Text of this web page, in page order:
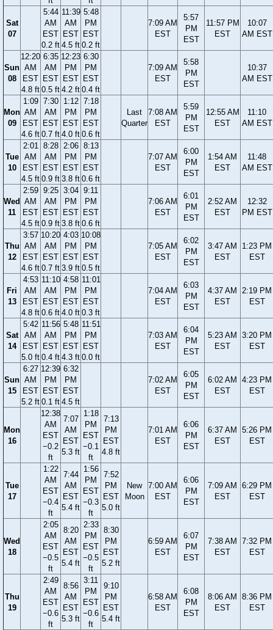
Sat
07
5:44
AM
EST
0.2 ft
11:39
AM
EST
4.5 ft
5:48
PM
EST
0.2 ft
7:09 AM
EST
5:57
PM
EST
11:57 PM
EST
10:07
AM EST
Sun
08
12:20
AM
EST
4.8 ft
6:35
AM
EST
0.5 ft
12:23
PM
EST
4.2 ft
6:30
PM
EST
0.4 ft
7:09 AM
EST
5:58
PM
EST
10:37
AM EST
Mon
09
1:09
AM
EST
4.6 ft
7:30
AM
EST
0.7 ft
1:12
PM
EST
4.0 ft
7:18
PM
EST
0.6 ft
Last
Quarter
7:08 AM
EST
5:59
PM
EST
12:55 AM
EST
11:10
AM EST
Tue
10
2:01
AM
EST
4.5 ft
8:28
AM
EST
0.9 ft
2:06
PM
EST
3.8 ft
8:13
PM
EST
0.6 ft
7:07 AM
EST
6:00
PM
EST
1:54 AM
EST
11:48
AM EST
Wed
11
2:59
AM
EST
4.5 ft
9:25
AM
EST
0.9 ft
3:04
PM
EST
3.8 ft
9:11
PM
EST
0.6 ft
7:06 AM
EST
6:01
PM
EST
2:52 AM
EST
12:32
PM EST
Thu
12
3:57
AM
EST
4.6 ft
10:20
AM
EST
0.7 ft
4:03
PM
EST
3.9 ft
10:08
PM
EST
0.5 ft
7:05 AM
EST
6:02
PM
EST
3:47 AM
EST
1:23 PM
EST
Fri
13
4:53
AM
EST
4.8 ft
11:10
AM
EST
0.6 ft
4:58
PM
EST
4.0 ft
11:01
PM
EST
0.3 ft
7:04 AM
EST
6:03
PM
EST
4:37 AM
EST
2:19 PM
EST
Sat
14
5:42
AM
EST
5.0 ft
11:56
AM
EST
0.4 ft
5:48
PM
EST
4.3 ft
11:51
PM
EST
0.0 ft
7:03 AM
EST
6:04
PM
EST
5:23 AM
EST
3:20 PM
EST
Sun
15
6:27
AM
EST
5.2 ft
12:39
PM
EST
0.1 ft
6:32
PM
EST
4.5 ft
7:02 AM
EST
6:05
PM
EST
6:02 AM
EST
4:23 PM
EST
Mon
16
12:38
AM
EST
−0.2
ft
7:07
AM
EST
5.3 ft
1:18
PM
EST
−0.1
ft
7:13
PM
EST
4.8 ft
7:01 AM
EST
6:06
PM
EST
6:37 AM
EST
5:26 PM
EST
Tue
17
1:22
AM
EST
−0.4
ft
7:44
AM
EST
5.4 ft
1:56
PM
EST
−0.3
ft
7:52
PM
EST
5.0 ft
New
Moon
7:00 AM
EST
6:06
PM
EST
7:09 AM
EST
6:29 PM
EST
Wed
18
2:05
AM
EST
−0.5
ft
8:20
AM
EST
5.4 ft
2:33
PM
EST
−0.5
ft
8:30
PM
EST
5.2 ft
6:59 AM
EST
6:07
PM
EST
7:38 AM
EST
7:32 PM
EST
Thu
19
2:49
AM
EST
−0.6
ft
8:56
AM
EST
5.3 ft
3:11
PM
EST
−0.6
ft
9:10
PM
EST
5.4 ft
6:58 AM
EST
6:08
PM
EST
8:06 AM
EST
8:36 PM
EST